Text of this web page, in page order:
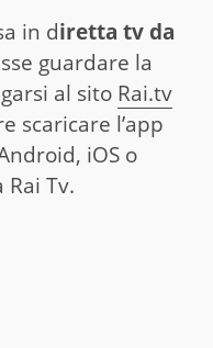
in diretta tv da
guardare la
al sito Rai.tv
scaricare l’app
iOS o
Tv.